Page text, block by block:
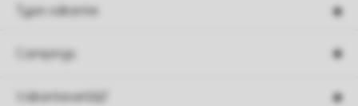
Type vakantie
Campings
Vakantieverblijf